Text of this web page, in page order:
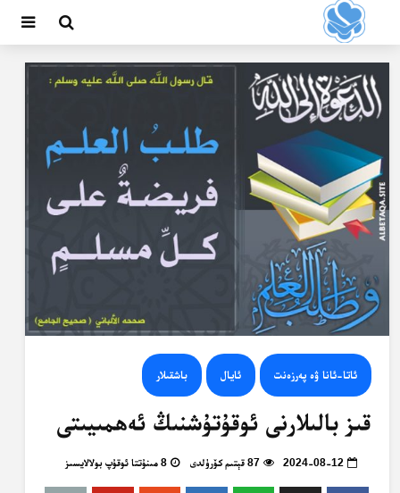
ئاتا-ئانا ۋە پەرزەنت ئايال باشقىلار
قىز بالىلارنى ئوقۇتۇشنىڭ ئەھمىيىتى
2024-08-12 87 قېتىم كۆرۈلدى 8 مىنۇتتا ئوقۇپ بولالايسىز